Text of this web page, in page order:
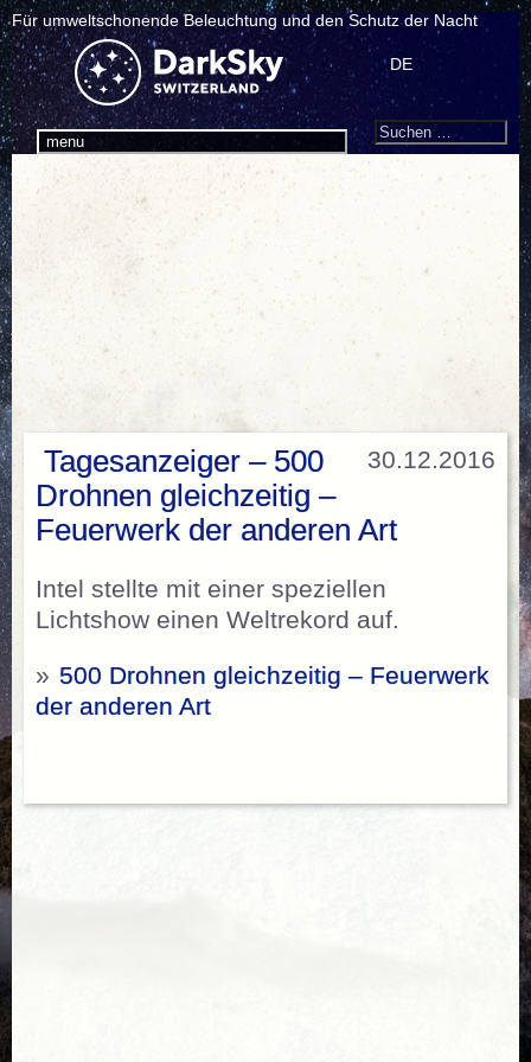
Für umweltschonende Beleuchtung und den Schutz der Nacht
menu
DE
Search
Suchen
30.12.2016
Tagesanzeiger – 500
Drohnen gleichzeitig –
Feuerwerk der anderen Art
Intel stellte mit einer speziellen
Lichtshow einen Weltrekord auf.
» 500 Drohnen gleichzeitig – Feuerwerk
der anderen Art